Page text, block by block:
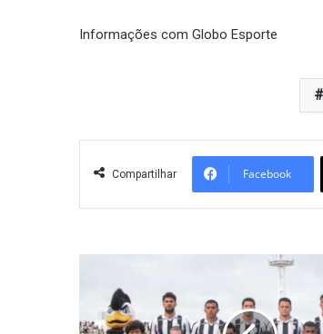
Informações com Globo Esporte
Compartilhar Facebook
melhor